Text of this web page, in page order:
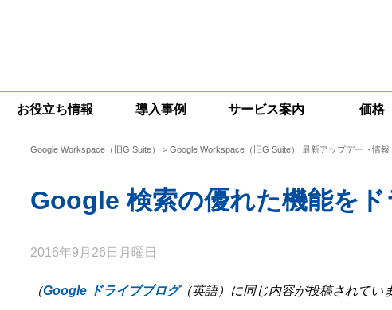
お役立ち情報
一問一答 コラム
導入事例 サービス案内
ェア
援
Google
対策サービス
Google
Google
価格
Google Workspace（旧G Suite） > Google Workspace（旧G Suite） 最新アップデート情報
Google 検索の優れた機能を
2016年9月26日月曜日
（Google ドライブブログ（英語）に同じ内容が投稿されてい